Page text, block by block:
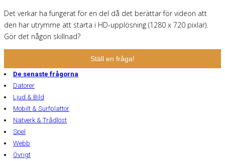
Det verkar ha fungerat för en del då det berättar för videon att
den har utrymme att starta i HD-upplösning (1280 x 720 pixlar).
Gör det någon skillnad?
Ställ en fråga!
De senaste frågorna
Datorer
Ljud & Bild
Mobilt & Surfplattor
Nätverk & Trådlöst
Spel
Webb
Övrigt